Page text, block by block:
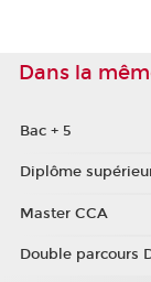
Dans la
Bac + 5
Diplôme
Master CCA
Double parcours